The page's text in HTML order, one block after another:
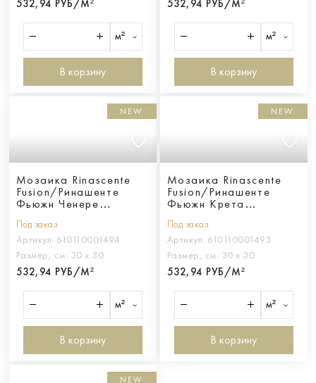
532,94 РУБ/М²
м²
В корзину
532,94 РУБ/М²
м²
В корзину
NEW
Мозаика Rinascente
Fusion/Ринашенте
Фьюжн Ченере
Под заказ
Артикул: 610110001494
Размер, см: 30 х 30
532,94 РУБ/М²
м²
В корзину
NEW
Мозаика Rinascente
Fusion/Ринашенте
Фьюжн Крета
Под заказ
Артикул: 610110001493
Размер, см: 30 х 30
532,94 РУБ/М²
м²
В корзину
NEW